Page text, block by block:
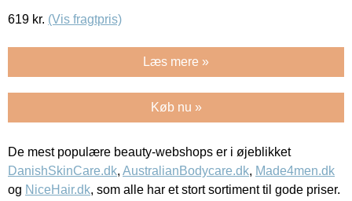
619 kr. (Vis fragtpris)
Læs mere »
Køb nu »
De mest populære beauty-webshops er i øjeblikket
DanishSkinCare.dk, AustralianBodycare.dk, Made4men.dk
og NiceHair.dk, som alle har et stort sortiment til gode priser.